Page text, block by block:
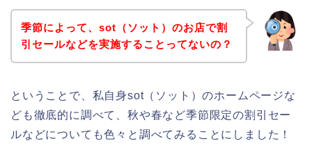
季節によって、sot（ソット）のお店で割
引セールなどを実施することってないの？
ということで、私自身sot（ソット）のホームページな
ども徹底的に調べて、秋や春など季節限定の割引セー
ルなどについても色々と調べてみることにしました！